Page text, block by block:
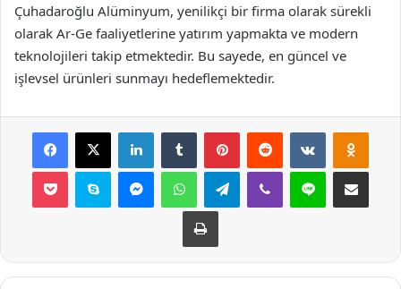
Çuhadaroğlu Alüminyum, yenilikçi bir firma olarak sürekli
olarak Ar-Ge faaliyetlerine yatırım yapmakta ve modern
teknolojileri takip etmektedir. Bu sayede, en güncel ve
işlevsel ürünleri sunmayı hedeflemektedir.
Facebook
X LinkedInTumblr PinterestReddit VKontakte
Pocket Skype MessengerWhatsAppTelegramViber Line E-Posta ile
Yazdır